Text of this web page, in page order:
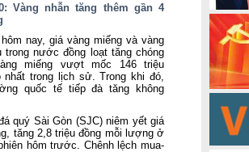
Vàng nhẫn tăng thêm gần 4
nay, giá vàng miếng và vàng
trong nước đồng loạt tăng chóng
miếng vượt mốc 146 triệu
trong lịch sử. Trong khi đó,
quốc tế tiếp đà tăng không
quý Sài Gòn (SJC) niêm yết giá
tăng 2,8 triệu đồng mỗi lượng ở
hôm trước. Chênh lệch mua-